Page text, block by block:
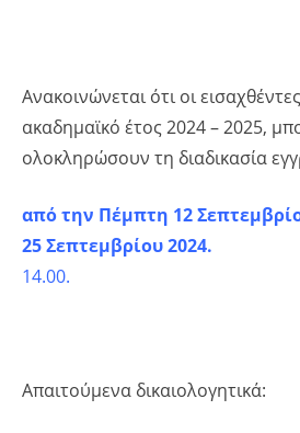
Ανακοινώνεται ότι οι
ακαδημαϊκό έτος 2024 – 2025,
ολοκληρώσουν τη διαδικασία
από την Πέμπτη 12
25 Σεπτεμβρίου
14.00.
Απαιτούμενα δικαιολογητικά: